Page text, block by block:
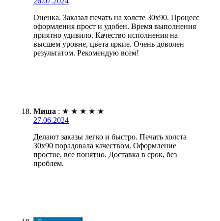
Оценка. Заказал печать на холсте 30х90. Процесс
оформления прост и удобен. Время выполнения
приятно удивило. Качество исполнения на
высшем уровне, цвета яркие. Очень доволен
результатом. Рекомендую всем!
Миша : ★ ★ ★ ★ ★
27.06.2024
Делают заказы легко и быстро. Печать холста
30х90 порадовала качеством. Оформление
простое, все понятно. Доставка в срок, без
проблем.